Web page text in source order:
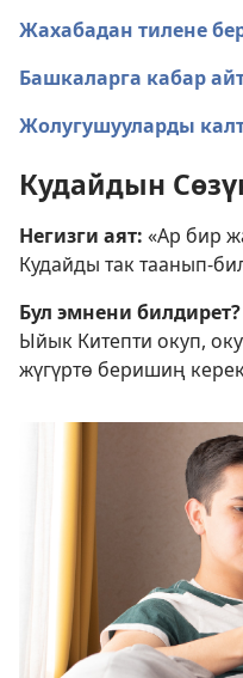
Жахабадан тилене
Башкаларга кабар
Жолугушууларды
Кудайдын
Негизги аят: «Ар бир
Кудайды так таанып-
Бул эмнени билдирет?
Ыйык Китепти окуп,
жүгүртө беришиң